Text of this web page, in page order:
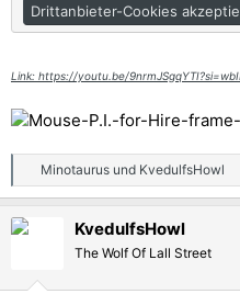
Drittanbieter-Cookies
Link: https://youtu.be/
e
k
Minotaurus und KvedulfsHowl
KvedulfsHowl
The Wolf Of Lall Street